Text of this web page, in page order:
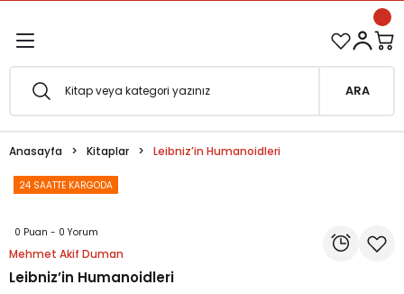
Esfârü'l-Erbaâ Seti şimdi satışta!
Metafor
ARA
Anasayfa Kitaplar Leibniz’in Humanoidleri
24 SAATTE KARGODA
0 Puan - 0 Yorum
Mehmet Akif Duman
Leibniz’in Humanoidleri